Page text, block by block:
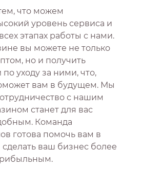
что можем
уровень сервиса и
этапах работы с нами.
вы можете не только
но и получить
уходу за ними, что,
вам в будущем. Мы
с нашим
станет для вас
Команда
готова помочь вам в
ваш бизнес более